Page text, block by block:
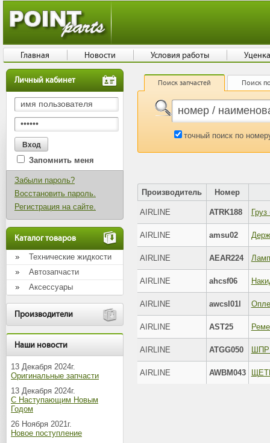
Личный кабинет
Запомнить меня
Забыли пароль?
Восстановить пароль.
Регистрация на сайте.
Каталог товаров
Технические жидкости
Автозапчасти
Аксессуары
Производители
Наши новости
13 Декабря 2024г.
Оригинальные запчасти
13 Декабря 2024г.
С Наступающим Новым
Годом
26 Ноября 2021г.
Новое поступление
Поиск запчастей Поиск
точный поиск по
Производитель Номер
AIRLINE ATRK188
AIRLINE amsu02
AIRLINE AEAR224
AIRLINE ahcsf06
AIRLINE awcsl01l
AIRLINE AST25
AIRLINE ATGG050
AIRLINE AWBM043
Главная Новости Условия работы